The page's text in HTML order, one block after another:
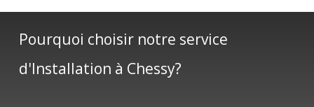
Pourquoi choisir notre service
d'Installation à Chessy?